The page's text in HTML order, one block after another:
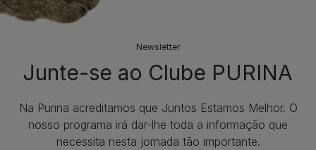
Newsletter
Junte-se ao Clube PURINA
Na Purina acreditamos que Juntos Estamos Melhor. O
nosso programa irá dar-lhe toda a informação que
necessita nesta jornada tão importante.